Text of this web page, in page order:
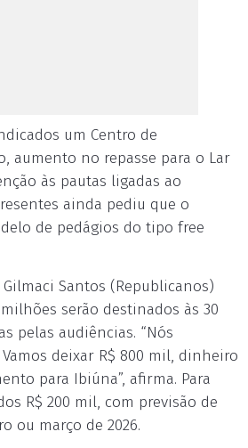
um Centro de
aumento no repasse para o Lar
às pautas ligadas ao
ainda pediu que o
de pedágios do tipo free
Santos (Republicanos)
serão destinados às 30
pelas audiências. “Nós
deixar R$ 800 mil, dinheiro
para Ibiúna”, afirma. Para
R$ 200 mil, com previsão de
ou março de 2026.